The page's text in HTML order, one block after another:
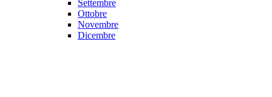
Settembre
Ottobre
Novembre
Dicembre